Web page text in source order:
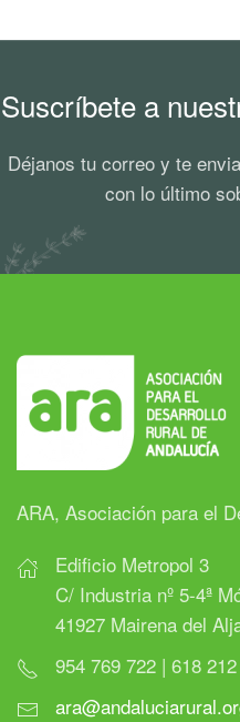
Suscríbete a
Déjanos tu correo y te
con lo último
ARA, Asociación para el
Edificio Metropol 3
C/ Industria nº 5-4ª
41927 Mairena del
954 769 722 | 618